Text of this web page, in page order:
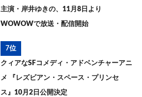
主演・岸井ゆきの、11月8日より
WOWOWで放送・配信開始
7位
クィアなSFコメディ・アドベンチャーアニ
メ 『レズビアン・スペース・プリンセ
ス』10月2日公開決定